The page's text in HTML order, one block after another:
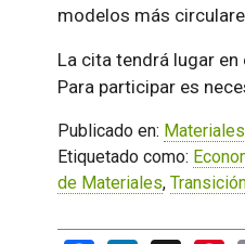
modelos más
La cita tendrá lugar en
Para participar es
Publicado en:
Etiquetado como:
de Materiales,